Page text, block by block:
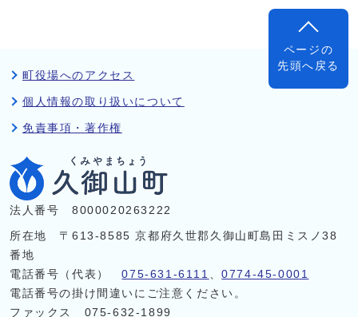
ページの
先頭へ戻る
町役場へのアクセス
個人情報の取り扱いについて
免責事項・著作権
法人番号 8000020263222
所在地 〒613-8585 京都府久世郡久御山町島田ミスノ38
番地
電話番号（代表）075-631-6111 、0774-45-0001
電話番号の掛け間違いにご注意ください。
ファックス 075-632-1899